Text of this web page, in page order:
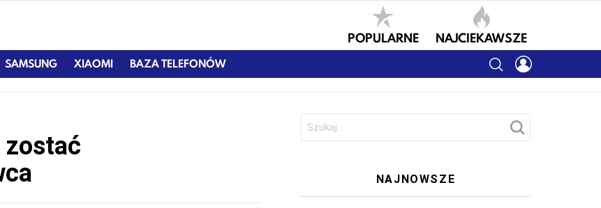
POPULARNE NAJCIEKAWSZE
SAMSUNG XIAOMI BAZA TELEFONÓW SEARCH
zostać
NAJNOWSZE